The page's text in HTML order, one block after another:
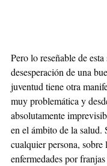
Pero lo reseñable de
desesperación de una
juventud tiene otra
muy problemática y
absolutamente
en el ámbito de la salud.
cualquier persona,
enfermedades por